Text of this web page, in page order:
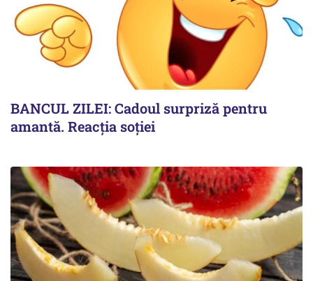
BANCUL ZILEI: Cadoul surpriză pentru
amantă. Reacția soției